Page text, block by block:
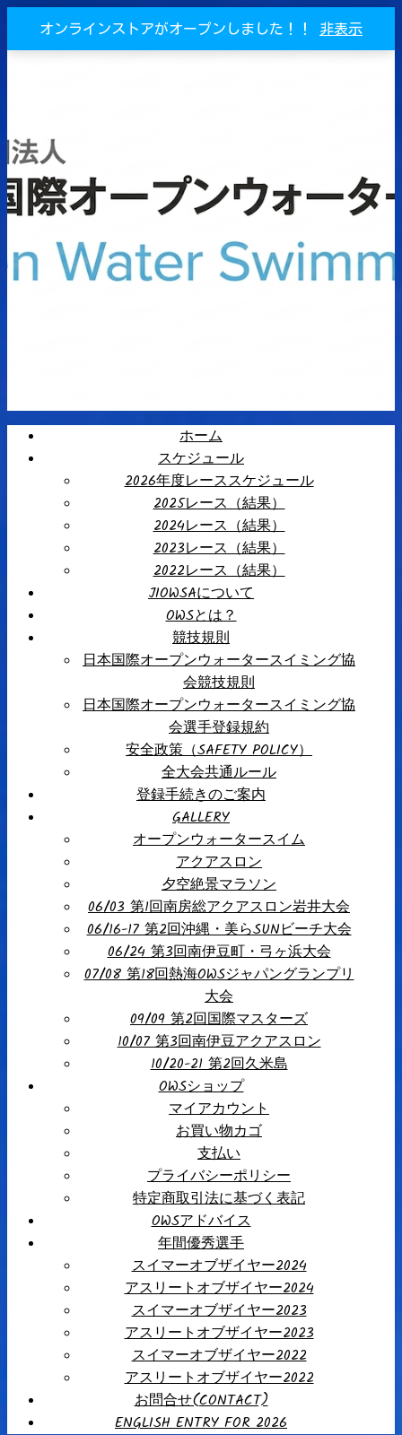
オンラインストアがオープンしました！！ 非表示
ホーム
スケジュール
2026年度レーススケジュール
2025レース（結果）
2024レース（結果）
2023レース（結果）
2022レース（結果）
JIOWSAについて
OWSとは？
競技規則
日本国際オープンウォータースイミング協
会競技規則
日本国際オープンウォータースイミング協
会選手登録規約
安全政策（SAFETY POLICY）
全大会共通ルール
登録手続きのご案内
GALLERY
オープンウォータースイム
アクアスロン
夕空絶景マラソン
06/03 第1回南房総アクアスロン岩井大会
06/16-17 第2回沖縄・美らSUNビーチ大会
06/24 第3回南伊豆町・弓ヶ浜大会
07/08 第18回熱海OWSジャパングランプリ
大会
09/09 第2回国際マスターズ
10/07 第3回南伊豆アクアスロン
10/20-21 第2回久米島
OWSショップ
マイアカウント
お買い物カゴ
支払い
プライバシーポリシー
特定商取引法に基づく表記
OWSアドバイス
年間優秀選手
スイマーオブザイヤー2024
アスリートオブザイヤー2024
スイマーオブザイヤー2023
アスリートオブザイヤー2023
スイマーオブザイヤー2022
アスリートオブザイヤー2022
お問合せ(CONTACT)
ENGLISH ENTRY FOR 2026